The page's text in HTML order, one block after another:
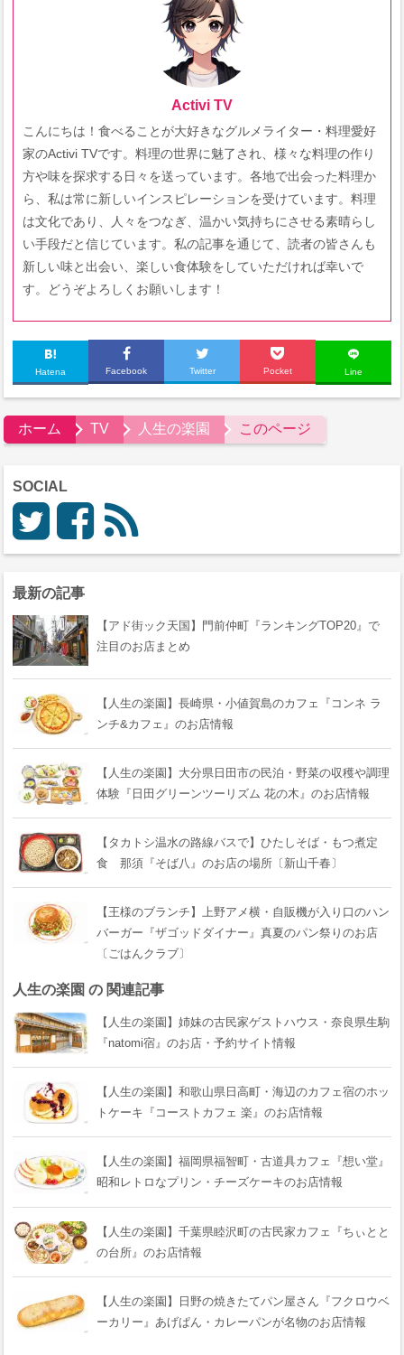
Activi TV
こんにちは！食べることが大好きなグルメライター・料理愛好
家のActivi TVです。料理の世界に魅了され、様々な料理の作り
方や味を探求する日々を送っています。各地で出会った料理か
ら、私は常に新しいインスピレーションを受けています。料理
は文化であり、人々をつなぎ、温かい気持ちにさせる素晴らし
い手段だと信じています。私の記事を通じて、読者の皆さんも
新しい味と出会い、楽しい食体験をしていただければ幸いで
す。どうぞよろしくお願いします！
Hatena Facebook Twitter Pocket Line
ホーム TV 人生の楽園 このページ
SOCIAL
最新の記事
【アド街ック天国】門前仲町『ランキングTOP20』で
注目のお店まとめ
【人生の楽園】長崎県・小値賀島のカフェ『コンネ ラ
ンチ&カフェ』のお店情報
【人生の楽園】大分県日田市の民泊・野菜の収穫や調理
体験『日田グリーンツーリズム 花の木』のお店情報
【タカトシ温水の路線バスで】ひたしそば・もつ煮定
食 那須『そば八』のお店の場所〔新山千春〕
【王様のブランチ】上野アメ横・自販機が入り口のハン
バーガー『ザゴッドダイナー』真夏のパン祭りのお店
〔ごはんクラブ〕
人生の楽園 の 関連記事
【人生の楽園】姉妹の古民家ゲストハウス・奈良県生駒
『natomi宿』のお店・予約サイト情報
【人生の楽園】和歌山県日高町・海辺のカフェ宿のホッ
トケーキ『コーストカフェ 楽』のお店情報
【人生の楽園】福岡県福智町・古道具カフェ『想い堂』
昭和レトロなプリン・チーズケーキのお店情報
【人生の楽園】千葉県睦沢町の古民家カフェ『ちぃとと
の台所』のお店情報
【人生の楽園】日野の焼きたてパン屋さん『フクロウベ
ーカリー』あげぱん・カレーパンが名物のお店情報